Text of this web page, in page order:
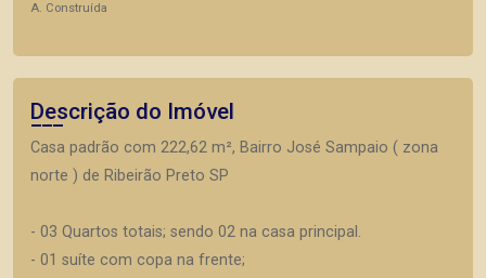
A. Construída
Descrição do Imóvel
Casa padrão com 222,62 m², Bairro José Sampaio ( zona
norte ) de Ribeirão Preto SP
- 03 Quartos totais; sendo 02 na casa principal.
- 01 suíte com copa na frente;